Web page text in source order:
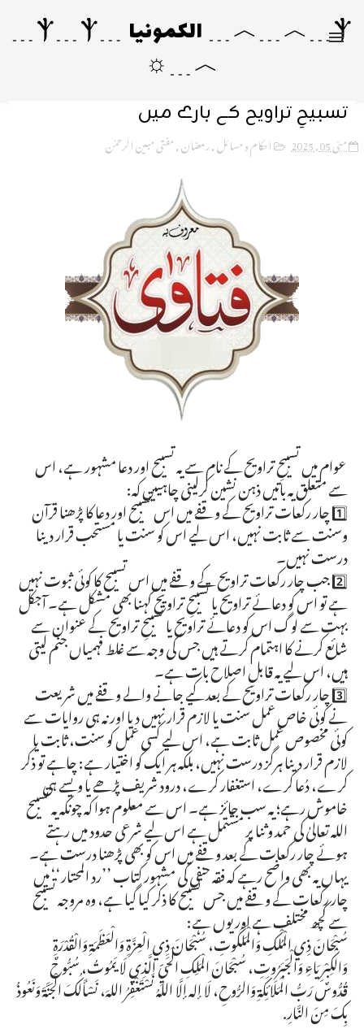
Ⲯ﹍︿﹍︿﹍ الکمونیا ﹍Ⲯ﹍Ⲯ﹍
︿﹍☼
تسبیحِ تراویح کے بارے میں
مئی 05, 2025 احکام و مسائل,رمضان,مفتی مبین الرحمٰن
عوام میں تسبیحِ تراویح کے نام سے یہ تسبیح اور دعا مشہور ہے، اس
سے متعلق یہ باتیں ذہن نشین کرلینی چاہییں کہ:
1️⃣ چار رکعات تراویح کے وقفے میں اس تسبیح اور دعا کا پڑھنا قرآن
وسنت سے ثابت نہیں، اس لیے اس کو سنت یا مستحب قرار دینا
درست نہیں۔
2️⃣ جب چار رکعات تراویح کے وقفے میں اس تسبیح کا کوئی ثبوت نہیں
ہے تو اس کو دعائے تراویح یا تسبیحِ تراویح کہنا بھی مشکل ہے۔ آجکل
بہت سے لوگ اس کو دعائے تراویح یا تسبیحِ تراویح کے عنوان سے
شائع کرنے کا اہتمام کرتے ہیں جس کی وجہ سے غلط فہمیاں جنم لیتی
ہیں، اس لیے یہ قابلِ اصلاح بات ہے۔
3️⃣ چار رکعات تراویح کے بعد کیے جانے والے وقفے میں شریعت
نے کوئی خاص عمل سنت یا لازم قرار نہیں دیا اور نہ ہی روایات سے
کوئی مخصوص عمل ثابت ہے، اس لیے کسی عمل کو سنت، ثابت یا
لازم قرار دینا ہرگز درست نہیں، بلکہ ہر ایک کو اختیار ہے: چاہے تو ذکر
کرے، دُعا کرے، استغفار کرے، درود شریف پڑھے یا ویسے ہی
خاموش رہے؛ یہ سب جائز ہے۔ اس سے معلوم ہوا کہ چونکہ یہ تسبیح
اللہ تعالیٰ کی حمد وثنا پر مشتمل ہے اس لیے شرعی حدود میں رہتے
ہوئے چار رکعات کے بعد وقفے میں اس کو بھی پڑھنا درست ہے۔
یہاں یہ بھی واضح رہے کہ فقہ حنفی کی مشہور کتاب ’’رد المحتار‘‘ میں
چار رکعات کے وقفے میں جس تسبیح کا ذکر کیا گیا ہے، وہ مروجہ تسبیح
سے کچھ مختلف ہے اور یوں ہے:
سُبْحَانَ ذِي الْمُلْكِ وَالْمَلَكُوتِ، سُبْحَانَ ذِي الْعِزَّةِ وَالْعَظَمَةِ وَالْقُدْرَةِ
وَالْكِبْرِيَاءِ وَالْجَبَرُوتِ، سُبْحَانَ الْمَلِكِ الْحَيِّ الَّذِي لَا يَمُوتُ، سُبُّوحٌ
قُدُّوسٌ رَبُّ الْمَلَائِكَةِ وَالرُّوحِ، لَا إله إلَّا اللہُ نَسْتَغْفِرُ اللهَ، نَسْأَلُكَ الْجَنَّةَ وَنَعُوذُ
بِكَ مِنَ النَّارِ.